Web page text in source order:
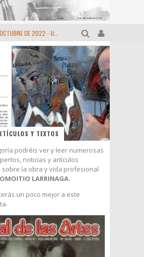
OCTUBRE DE 2022 - Un retrato más de MOMOITIO
Diciembre de 2021 - Últimas obras
MOMOITIO y La Espiral de las artes (1998 )
"EVOCACIÓN A BIZKAIA" ORTUELLA (1983-2024) Momoitio
Pequeño homenaje al "Maestro" MOMOITIO (Fernando Garai , Febrero de 2024)
Viejas reliquias de la prensa (Año 1974)
Y TEXTOS
podréis ver y leer numerosas
noticias y artículos
sobre la obra y vida profesional
LARRINAGA.
un poco mejor a este